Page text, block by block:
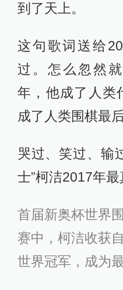
到了天上。
这句歌词送给
过。怎么忽然
年，他成了人类
成了人类围棋最
哭过、笑过、
士”柯洁2017年最
首届新奥杯世界
赛中，柯洁收获
世界冠军，成为